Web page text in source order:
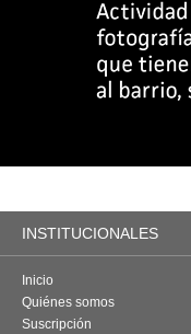
INSTITUCIONALES
Inicio
Quiénes somos
Suscripción